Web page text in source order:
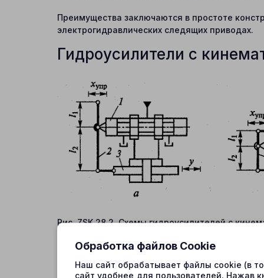
Преимущества заключаются в простоте
электрогидравлических следящих приводах.
Гидроусилители с
Рис. ZSK.28.2. Схемы гидроусилителей с
В гидроусилителях с кинематической
механизмом 2, который посредством штока
отклонения. Благодаря этому формируется
Обработка файлов Cookie
Наш сайт обрабатывает файлы cookie (в
сайт удобнее для пользователей. Нажав